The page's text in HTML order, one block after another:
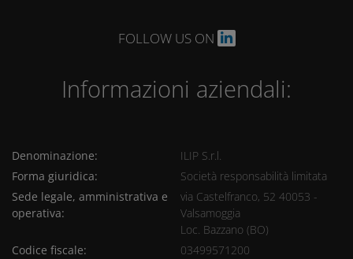
FOLLOW US ON
Informazioni aziendali:
Denominazione:
ILIP S.r.l.
Forma giuridica:
Società responsabilità limitata
Sede legale, amministrativa e
operativa:
via Castelfranco, 52 40053 -
Valsamoggia
Loc. Bazzano (BO)
Codice fiscale:
03499571200